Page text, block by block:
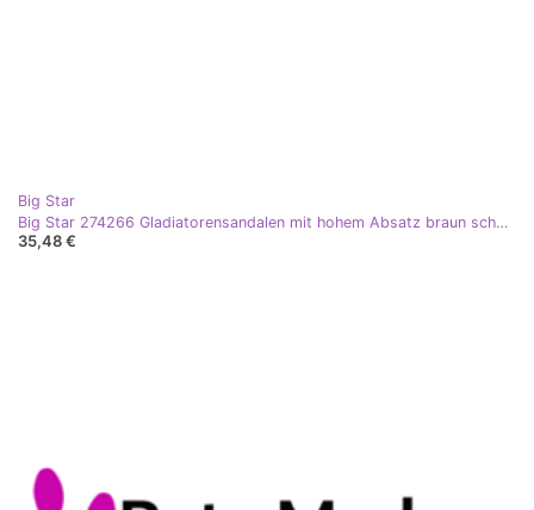
Big Star
Big Star 274266 Gladiatorensandalen mit hohem Absatz braun schwarz
35,48 €